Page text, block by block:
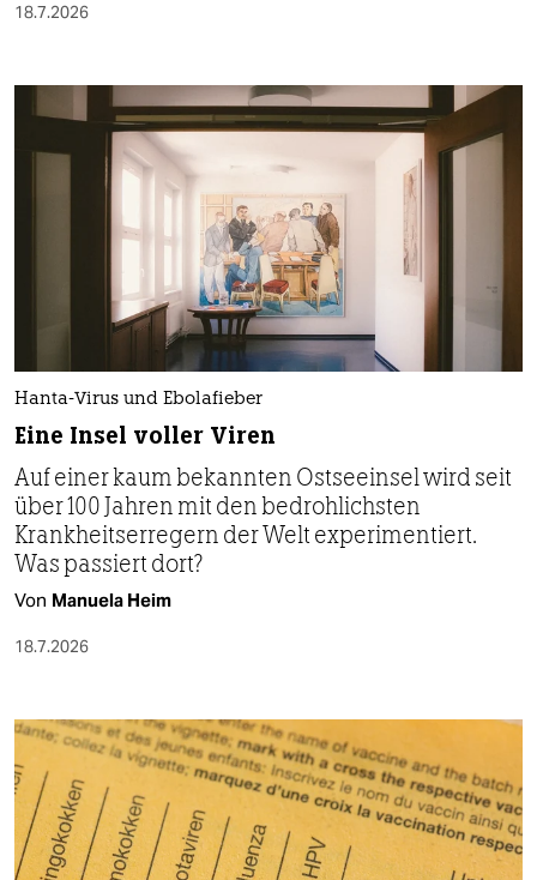
18.7.2026
Hanta-Virus und Ebolafieber
Eine Insel voller Viren
Auf einer kaum bekannten Ostseeinsel wird seit
über 100 Jahren mit den bedrohlichsten
Krankheitserregern der Welt experimentiert.
Was passiert dort?
Von Manuela Heim
18.7.2026